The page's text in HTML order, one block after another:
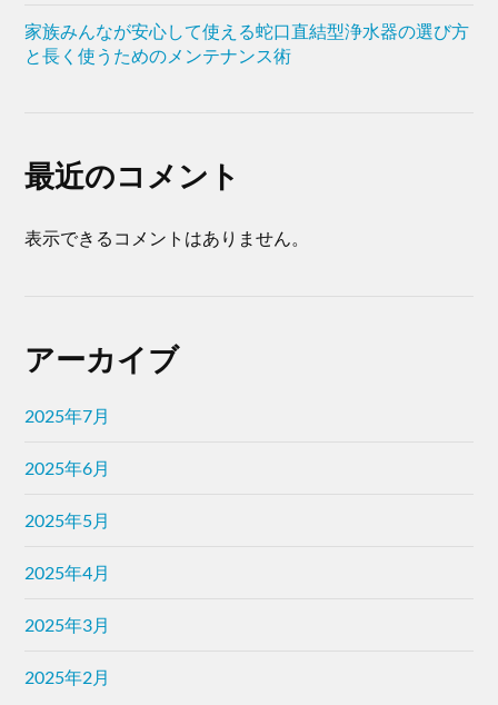
家族みんなが安心して使える蛇口直結型浄水器の選び方
と長く使うためのメンテナンス術
最近のコメント
表示できるコメントはありません。
アーカイブ
2025年7月
2025年6月
2025年5月
2025年4月
2025年3月
2025年2月